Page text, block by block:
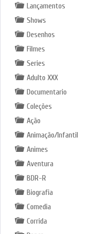
Lançamentos
Shows
Desenhos
Filmes
Series
Adulto XXX
Documentario
Coleções
Ação
Animação/Infantil
Animes
Aventura
BDR-R
Biografia
Comedia
Corrida